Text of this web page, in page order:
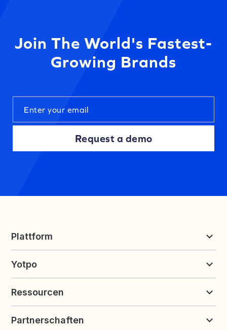
Join The World's Fastest-
Growing Brands
Request a demo
Plattform
Treueprogramme und Empfehlungen
Yotpo
Kontakt
Kundenerfolg
Ressourcen
Blog
Partnerschaften